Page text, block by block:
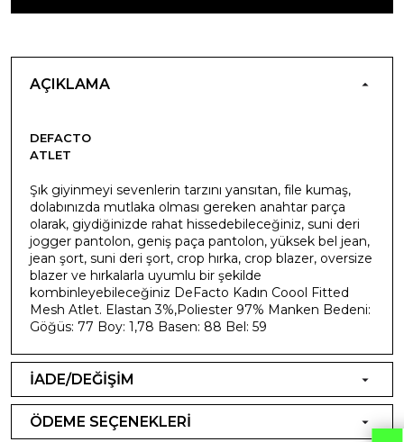
AÇIKLAMA
DEFACTO
ATLET
Şık giyinmeyi sevenlerin tarzını yansıtan, file kumaş,
dolabınızda mutlaka olması gereken anahtar parça
olarak, giydiğinizde rahat hissedebileceğiniz, suni deri
jogger pantolon, geniş paça pantolon, yüksek bel jean,
jean şort, suni deri şort, crop hırka, crop blazer, oversize
blazer ve hırkalarla uyumlu bir şekilde
kombinleyebileceğiniz DeFacto Kadın Coool Fitted
Mesh Atlet. Elastan 3%,Poliester 97% Manken Bedeni:
Göğüs: 77 Boy: 1,78 Basen: 88 Bel: 59
İADE/DEĞİŞİM
ÖDEME SEÇENEKLERİ